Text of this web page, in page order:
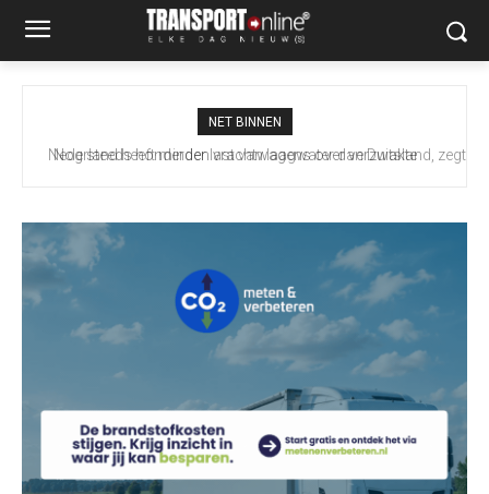
NET BINNEN
Nederland heeft minder last van laagwater dan Duitsland, zegt